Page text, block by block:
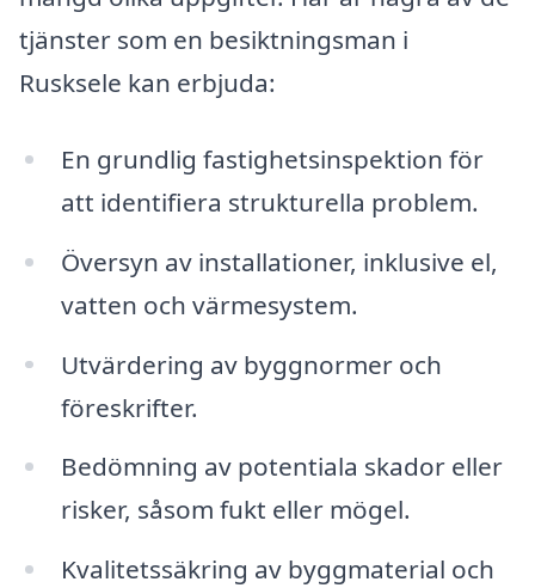
tjänster som en besiktningsman i
Rusksele kan erbjuda:
En grundlig fastighetsinspektion för
att identifiera strukturella problem.
Översyn av installationer, inklusive el,
vatten och värmesystem.
Utvärdering av byggnormer och
föreskrifter.
Bedömning av potentiala skador eller
risker, såsom fukt eller mögel.
Kvalitetssäkring av byggmaterial och